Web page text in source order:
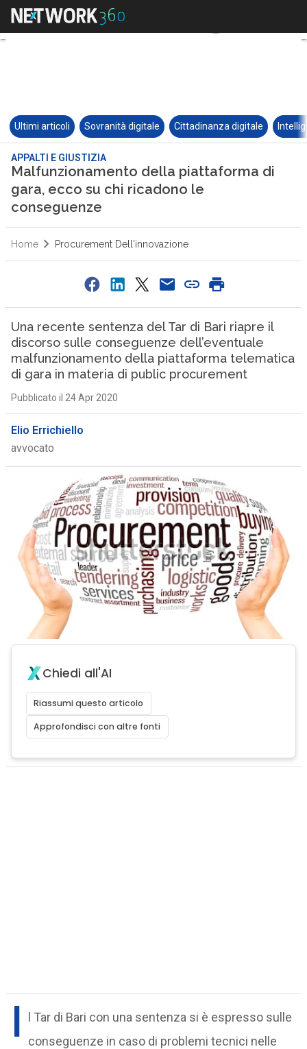
Ultimi articoli Sovranità digitale Cittadinanza digitale
APPALTI E GIUSTIZIA
Malfunzionamento della piattaforma di
gara, ecco su chi ricadono le
conseguenze
Home Procurement Dell'innovazione
Una recente sentenza del Tar di Bari riapre il
discorso sulle conseguenze dell’eventuale
malfunzionamento della piattaforma telematica
di gara in materia di public procurement
Pubblicato il 24 Apr 2020
Elio Errichiello
avvocato
Chiedi all'AI
Riassumi questo articolo
Approfondisci con altre fonti
I
l Tar di Bari con una sentenza si è espresso sulle
conseguenze in caso di problemi tecnici nelle